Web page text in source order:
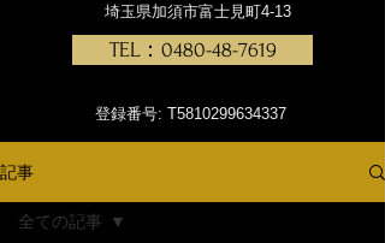
埼玉県加須市富士見町4-13
TEL：0480-48-7619
登録番号: T5810299634337
記事
全ての記事